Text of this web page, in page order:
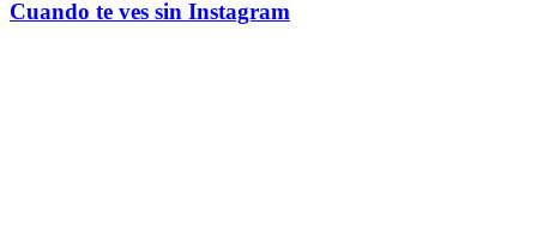
Cuando te ves sin Instagram